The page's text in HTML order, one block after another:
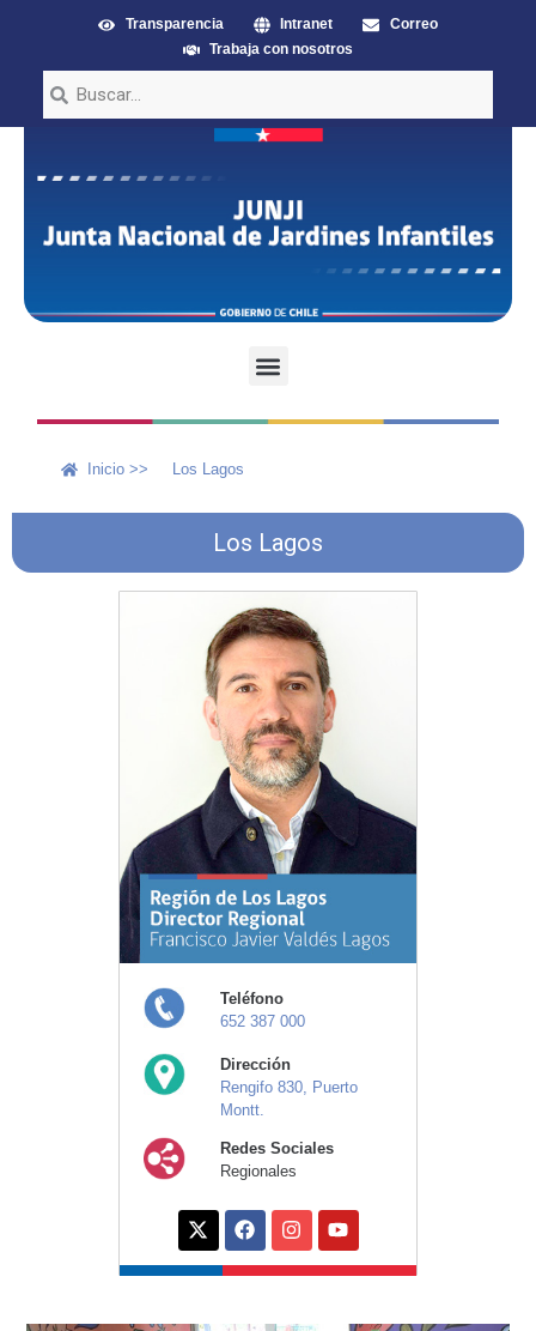
Transparencia Intranet
Correo
Trabaja con nosotros
Inicio >> Los Lagos
Los Lagos
Teléfono
652 387 000
Dirección
Rengifo 830, Puerto
Montt.
Redes Sociales
Regionales